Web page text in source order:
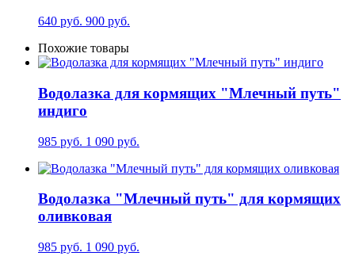
640 руб. 900 руб.
Похожие товары
Водолазка для кормящих "Млечный путь"
индиго
985 руб. 1 090 руб.
Водолазка "Млечный путь" для кормящих
оливковая
985 руб. 1 090 руб.